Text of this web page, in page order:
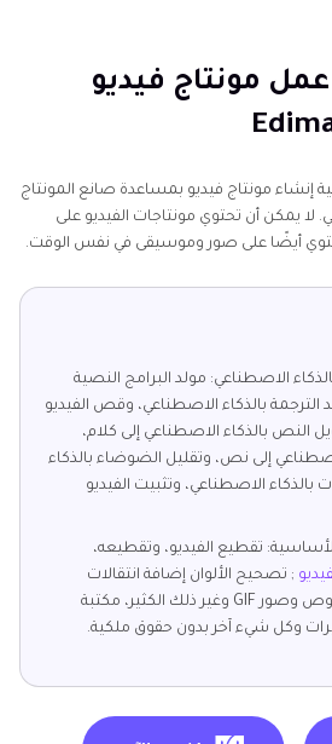
عمل مونتاج فيديو
إنشاء مونتاج فيديو بمساعدة صانع المونتاج
لا يمكن أن تحتوي مونتاجات الفيديو على
أيضًا على صور وموسيقى في نفس الوقت.
الاصطناعي: مولد البرامج النصية
الترجمة بالذكاء الاصطناعي، وقص الفيديو
النص بالذكاء الاصطناعي إلى كلام،
إلى نص، وتقليل الضوضاء بالذكاء
الاصطناعي، وتثبيت الفيديو
تقطيع الفيديو، وتقطيعه،
; تصحيح الألوان إضافة انتقالات
وتأثيرات وملصقات ونصوص وصور GIF وغير ذلك الكثير، مكتبة
وكل شيء آخر بدون حقوق ملكية.